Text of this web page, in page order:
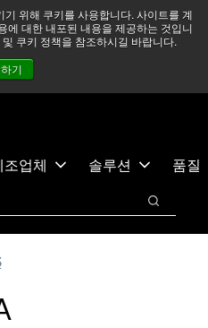
위해 쿠키를 사용합니다. 사이트를 계
에 대한 내포된 내용을 제공하는 것입니
쿠키 정책을 참조하시길 바랍니다.
기
시하고 있으며, 모든 서비스는
습니다. 더 읽어보기 →
문의하기
조업체 솔루션
품질
검색